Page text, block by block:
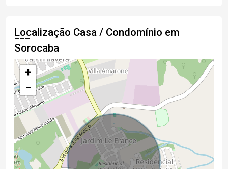
Localização Casa / Condomínio em
Sorocaba
+
−